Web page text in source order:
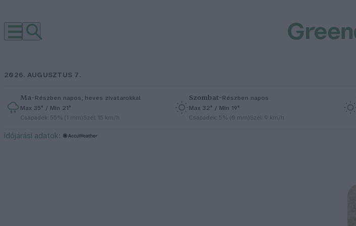
2026. AUGUSZTUS 7.
Ma–Részben napos, heves zivatarokkal
Max 35° / Min 21°
Csapadék: 55% (1 mm)Szél: 15 km/h
Szombat–Részben napos
Max 32° / Min 19°
Csapadék: 5% (0 mm)Szél: 9 km/h
időjárási adatok: